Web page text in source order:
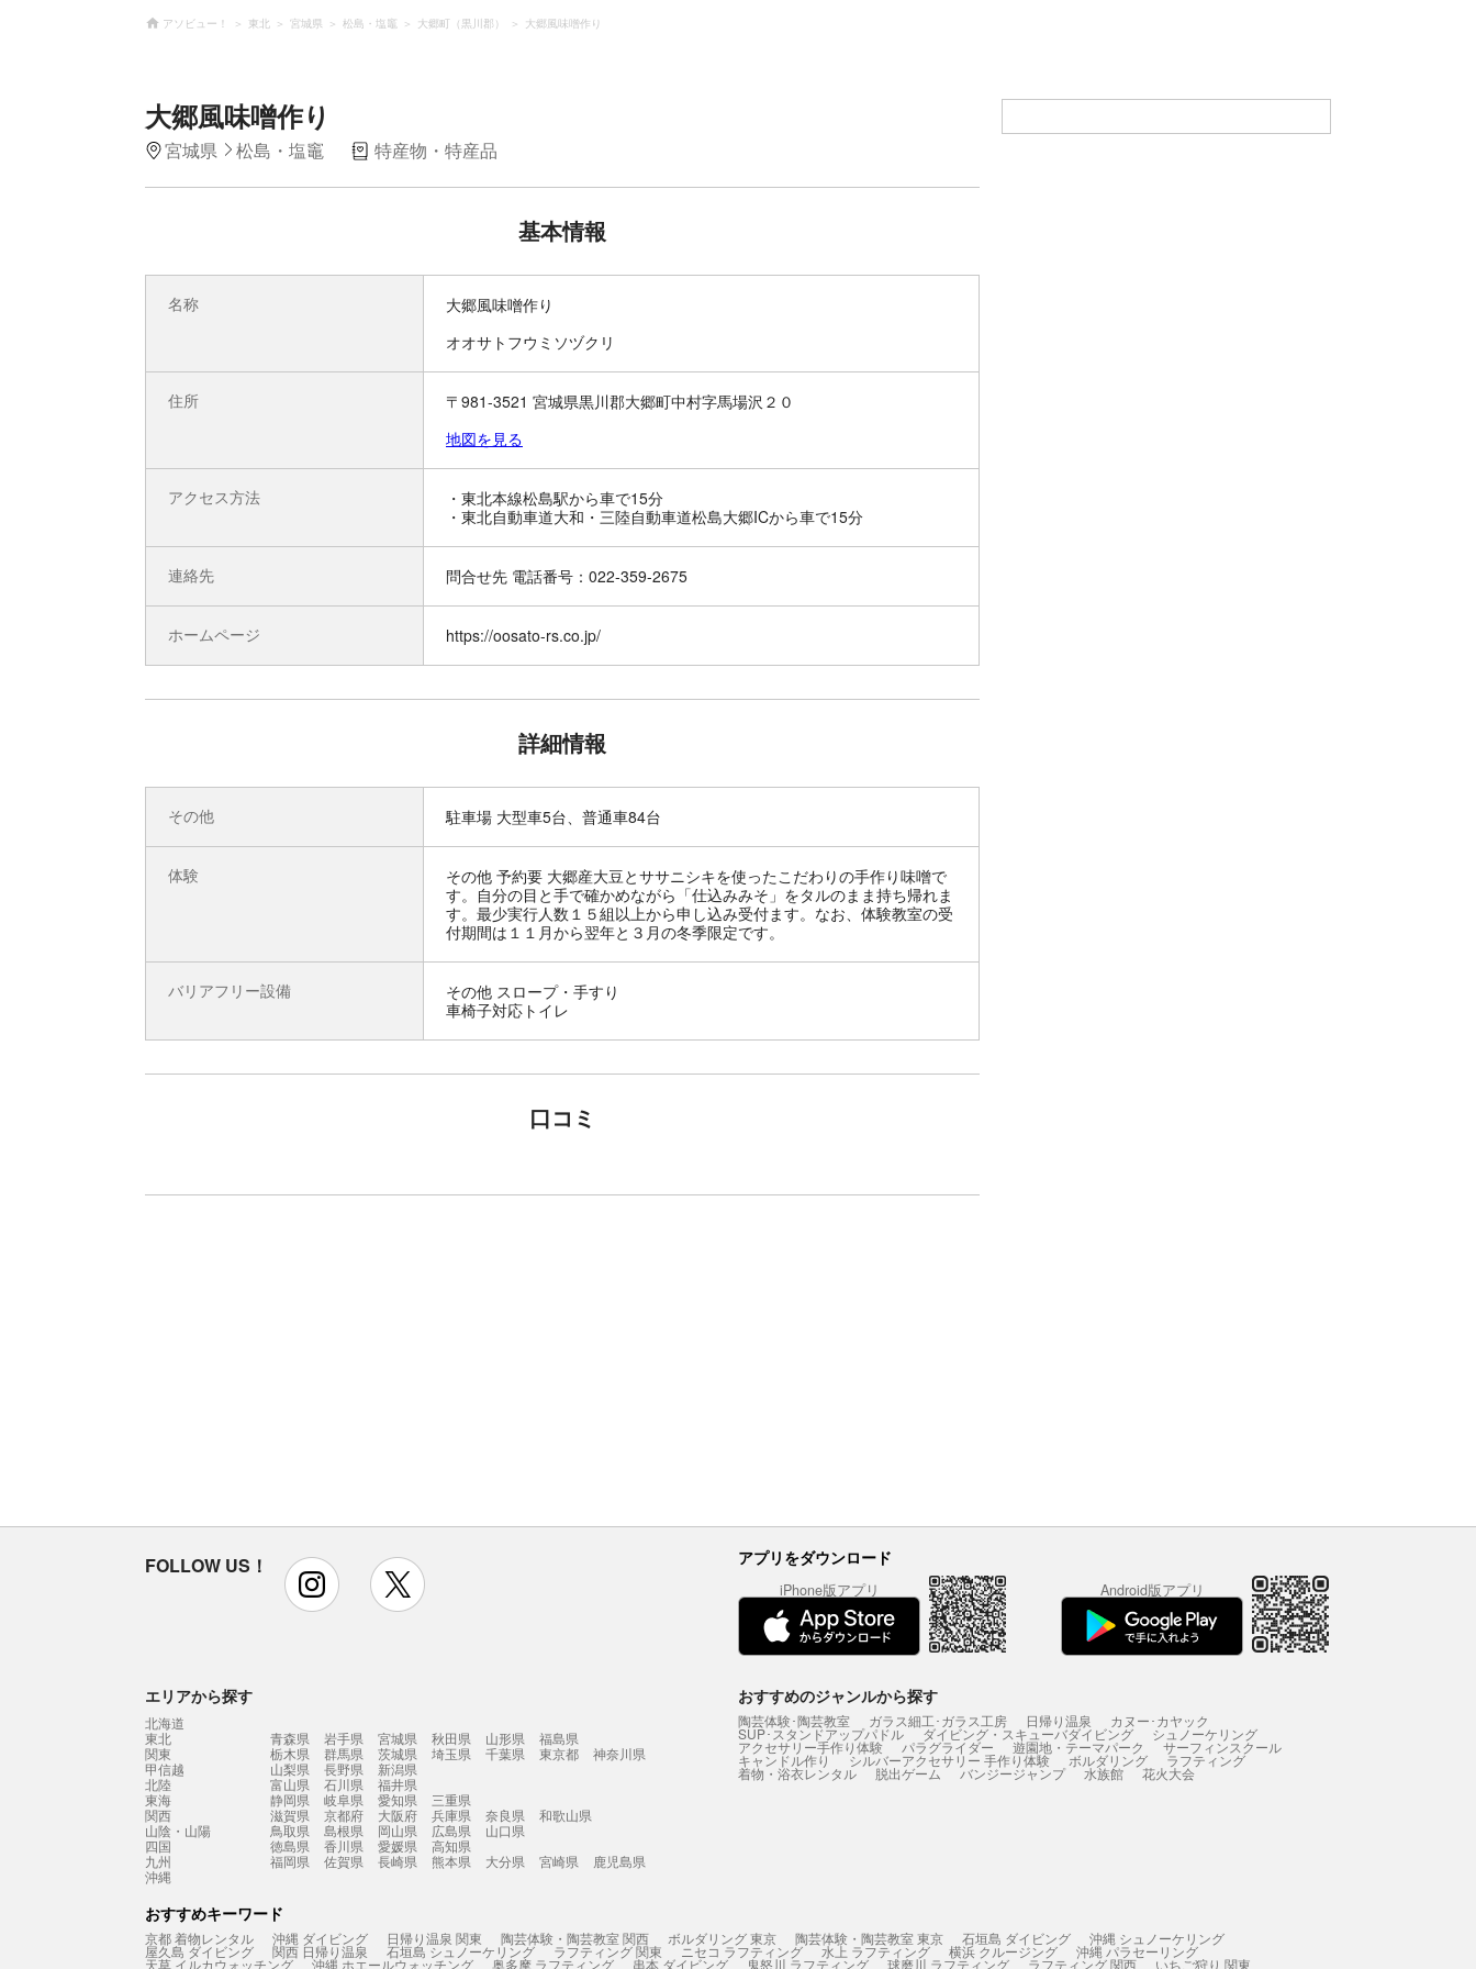
アソビュー！ 東北 宮城県 松島・塩竈 大郷町（黒川郡） 大郷風味噌作り
大郷風味噌作り
宮城県 松島・塩竈 特産物・特産品
基本情報
名称
大郷風味噌作り
オオサトフウミソヅクリ
住所
〒981-3521 宮城県黒川郡大郷町中村字馬場沢２０
地図を見る
アクセス方法
・東北本線松島駅から車で15分
・東北自動車道大和・三陸自動車道松島大郷ICから車で15分
連絡先 問合せ先 電話番号：022-359-2675
ホームページ https://oosato-rs.co.jp/
詳細情報
その他 駐車場 大型車5台、普通車84台
体験
その他 予約要 大郷産大豆とササニシキを使ったこだわりの手作り味噌で
す。自分の目と手で確かめながら「仕込みみそ」をタルのまま持ち帰れま
す。最少実行人数１５組以上から申し込み受付ます。なお、体験教室の受
付期間は１１月から翌年と３月の冬季限定です。
バリアフリー設備
その他 スロープ・手すり
車椅子対応トイレ
口コミ
FOLLOW US！ instagram アプリをダウンロード
iPhone版アプリ Android版アプリ
エリアから探す
北海道
東北
青森県 岩手県 宮城県 秋田県 山形県
福島県
関東
栃木県 群馬県 茨城県 埼玉県 千葉県 東京都
神奈川県
甲信越
山梨県 長野県
新潟県
北陸
富山県 石川県
福井県
東海
静岡県 岐阜県 愛知県
三重県
関西
滋賀県 京都府 大阪府 兵庫県 奈良県
和歌山県
山陰・山陽
鳥取県 島根県 岡山県 広島県
山口県
四国
徳島県 香川県 愛媛県
高知県
九州
福岡県 佐賀県 長崎県 熊本県 大分県 宮崎県
鹿児島県
沖縄
おすすめのジャンルから探す
陶芸体験･陶芸教室 ガラス細工･ガラス工房 日帰り温泉 カヌー･カヤック
SUP･スタンドアップパドル ダイビング・スキューバダイビング シュノーケリング
アクセサリー手作り体験 パラグライダー 遊園地・テーマパーク サーフィンスクール
キャンドル作り シルバーアクセサリー 手作り体験 ボルダリング ラフティング
着物・浴衣レンタル 脱出ゲーム バンジージャンプ 水族館 花火大会
おすすめキーワード
京都 着物レンタル 沖縄 ダイビング 日帰り温泉 関東 陶芸体験・陶芸教室 関西 ボルダリング 東京 陶芸体験・陶芸教室 東京 石垣島 ダイビング 沖縄 シュノーケリング
屋久島 ダイビング 関西 日帰り温泉 石垣島 シュノーケリング ラフティング 関東 ニセコ ラフティング 水上 ラフティング 横浜 クルージング 沖縄 パラセーリング
天草 イルカウォッチング 沖縄 ホエールウォッチング 奥多摩 ラフティング 串本 ダイビング 鬼怒川 ラフティング 球磨川 ラフティング ラフティング 関西 いちご狩り 関東